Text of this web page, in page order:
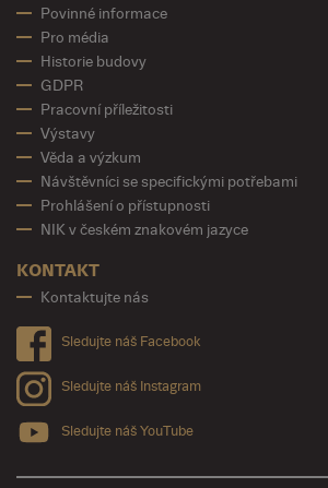
Povinné informace
Pro média
Historie budovy
GDPR
Pracovní příležitosti
Výstavy
Věda a výzkum
Návštěvníci se specifickými potřebami
Prohlášení o přístupnosti
NIK v českém znakovém jazyce
KONTAKT
Kontaktujte nás
Sledujte náš Facebook
Sledujte náš Instagram
Sledujte náš YouTube